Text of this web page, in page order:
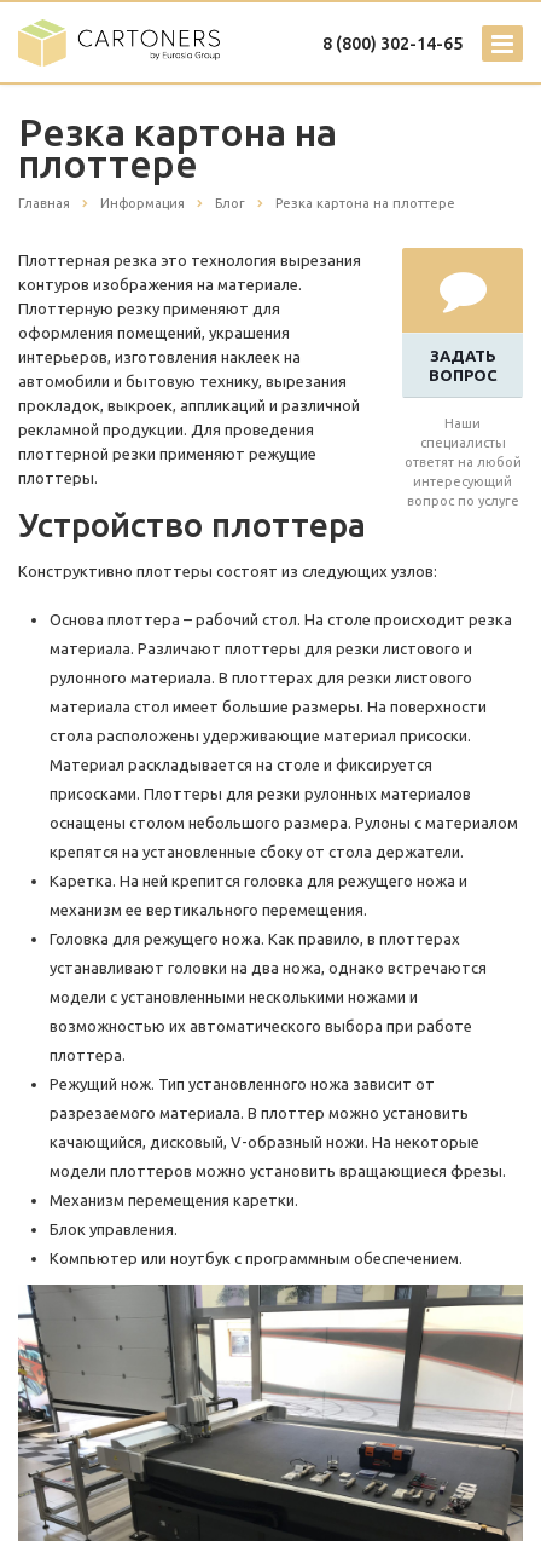
8 (800) 302-14-65
Резка картона на
плоттере
Главная Информация Блог Резка картона на плоттере
ЗАДАТЬ
ВОПРОС
Наши
специалисты
ответят на любой
интересующий
вопрос по услуге
Плоттерная резка это технология вырезания
контуров изображения на материале.
Плоттерную резку применяют для
оформления помещений, украшения
интерьеров, изготовления наклеек на
автомобили и бытовую технику, вырезания
прокладок, выкроек, аппликаций и различной
рекламной продукции. Для проведения
плоттерной резки применяют режущие
плоттеры.
Устройство плоттера
Конструктивно плоттеры состоят из следующих узлов:
Основа плоттера – рабочий стол. На столе происходит резка
материала. Различают плоттеры для резки листового и
рулонного материала. В плоттерах для резки листового
материала стол имеет большие размеры. На поверхности
стола расположены удерживающие материал присоски.
Материал раскладывается на столе и фиксируется
присосками. Плоттеры для резки рулонных материалов
оснащены столом небольшого размера. Рулоны с материалом
крепятся на установленные сбоку от стола держатели.
Каретка. На ней крепится головка для режущего ножа и
механизм ее вертикального перемещения.
Головка для режущего ножа. Как правило, в плоттерах
устанавливают головки на два ножа, однако встречаются
модели с установленными несколькими ножами и
возможностью их автоматического выбора при работе
плоттера.
Режущий нож. Тип установленного ножа зависит от
разрезаемого материала. В плоттер можно установить
качающийся, дисковый, V-образный ножи. На некоторые
модели плоттеров можно установить вращающиеся фрезы.
Механизм перемещения каретки.
Блок управления.
Компьютер или ноутбук с программным обеспечением.